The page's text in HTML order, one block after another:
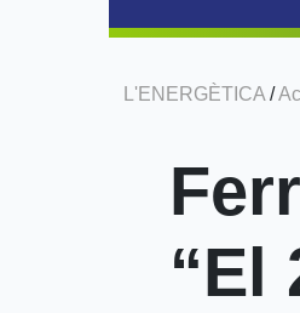
L'ENERGÈTICA /
“El